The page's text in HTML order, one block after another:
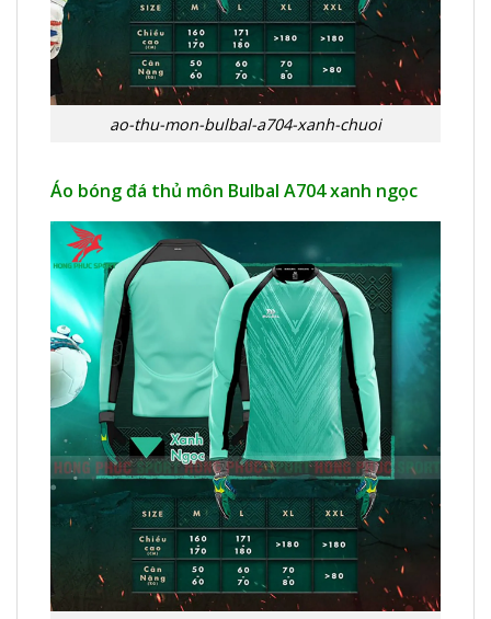
ao-thu-mon-bulbal-a704-xanh-chuoi
Áo bóng đá thủ môn Bulbal A704 xanh ngọc